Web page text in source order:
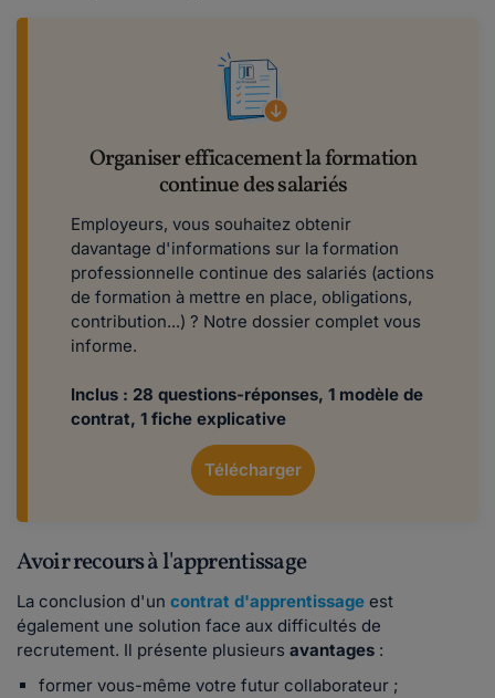
Organiser efficacement la formation
continue des salariés
Employeurs, vous souhaitez obtenir
davantage d'informations sur la formation
professionnelle continue des salariés (actions
de formation à mettre en place, obligations,
contribution...) ? Notre dossier complet vous
informe.
Inclus : 28 questions-réponses, 1 modèle de
contrat, 1 fiche explicative
Télécharger
Avoir recours à l'apprentissage
La conclusion d'un contrat d'apprentissage est
également une solution face aux difficultés de
recrutement. Il présente plusieurs avantages :
former vous-même votre futur collaborateur ;